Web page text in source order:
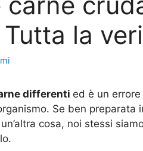
la
differenti ed è un
Se ben
cosa, noi stessi